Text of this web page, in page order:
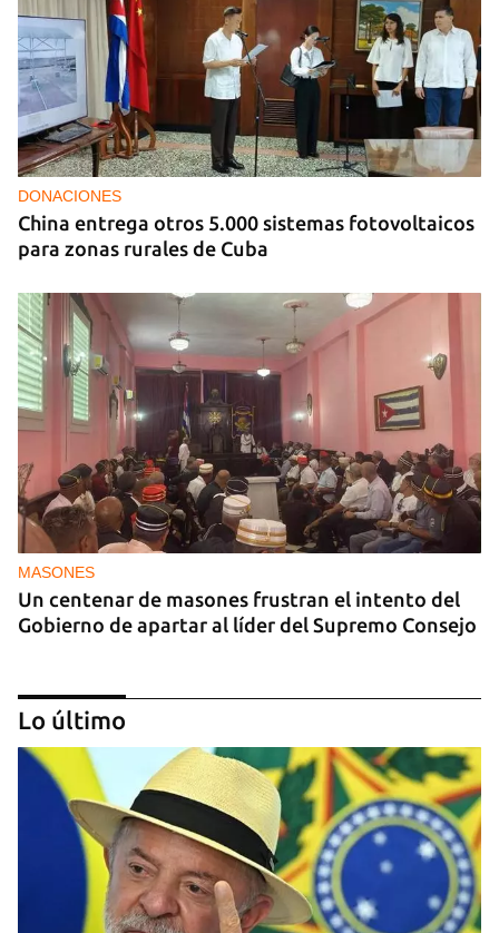
DONACIONES
China entrega otros 5.000 sistemas fotovoltaicos
para zonas rurales de Cuba
MASONES
Un centenar de masones frustran el intento del
Gobierno de apartar al líder del Supremo Consejo
Lo último